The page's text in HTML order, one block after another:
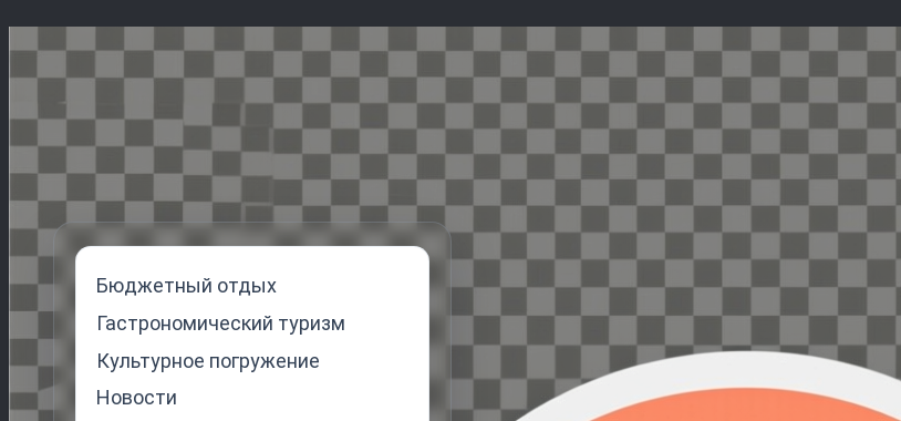
Перейти
к
содержимому
Бюджетный отдых
Гастрономический туризм
Культурное погружение
Новости